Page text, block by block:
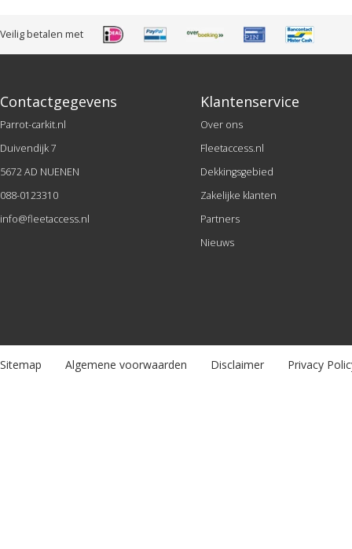
Veilig betalen met
Contactgegevens
Parrot-carkit.nl
Duivendijk 7
5672 AD NUENEN
088-0123310
info@fleetaccess.nl
Klantenservice
Over ons
Fleetaccess.nl
Dekkingsgebied
Zakelijke klanten
Partners
Nieuws
Sitemap Algemene voorwaarden Disclaimer Privacy